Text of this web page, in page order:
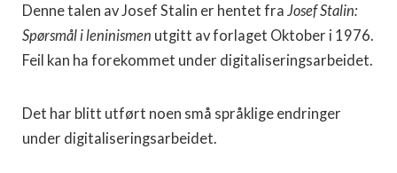
Denne talen av Josef Stalin er hentet fra Josef Stalin:
Spørsmål i leninismen utgitt av forlaget Oktober i 1976.
Feil kan ha forekommet under digitaliseringsarbeidet.
Det har blitt utført noen små språklige endringer
under digitaliseringsarbeidet.